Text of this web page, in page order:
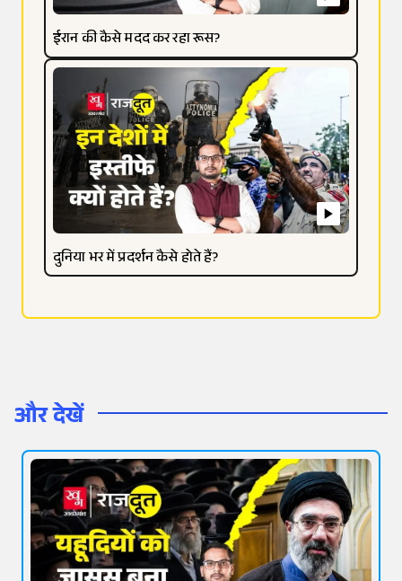
ईरान की कैसे मदद कर रहा रूस?
दुनिया भर में प्रदर्शन कैसे होते हैं?
और देखें